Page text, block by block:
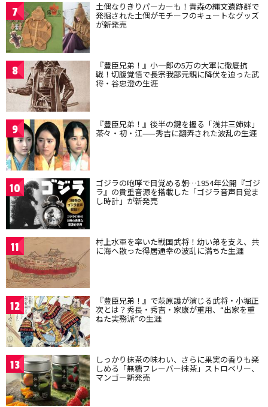
7 土偶なりきりパーカーも！青森の縄文遺跡群で
発掘された土偶がモチーフのキュートなグッズ
が新発売
8 『豊臣兄弟！』小一郎の5万の大軍に徹底抗
戦！切腹覚悟で長宗我部元親に降伏を迫った武
将・谷忠澄の生涯
9 『豊臣兄弟！』後半の鍵を握る「浅井三姉妹」
茶々・初・江——秀吉に翻弄された波乱の生涯
10 ゴジラの咆哮で目覚める朝…1954年公開『ゴジ
ラ』の貴重音源を搭載した「ゴジラ音声目覚ま
し時計」が新発売
11 村上水軍を率いた戦国武将！幼い弟を支え、共
に海へ散った得居通幸の波乱に満ちた生涯
12 『豊臣兄弟！』で萩原護が演じる武将・小堀正
次とは？秀長・秀吉・家康が重用、“出家を重
ねた実務派”の生涯
13 しっかり抹茶の味わい、さらに果実の香りも楽
しめる「無糖フレーバー抹茶」ストロベリー、
マンゴー新発売